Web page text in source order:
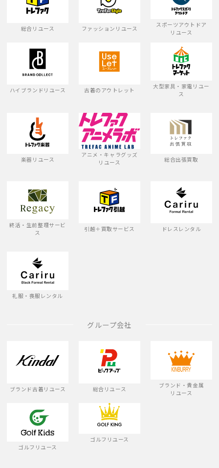
総合リユース ファッションリユース
スポーツアウトドア
リユース
ハイブランドリユース 古着のアウトレット
大型家具・家電リユー
ス
楽器リユース
アニメ・キャラグッズ
リユース
総合出張買取
終活・生前整理サービ
ス
引越＋買取サービス ドレスレンタル
礼服・喪服レンタル
グループ会社
ブランド古着リユース 総合リユース
ブランド・貴金属
リユース
ゴルフリユース
ゴルフリユース